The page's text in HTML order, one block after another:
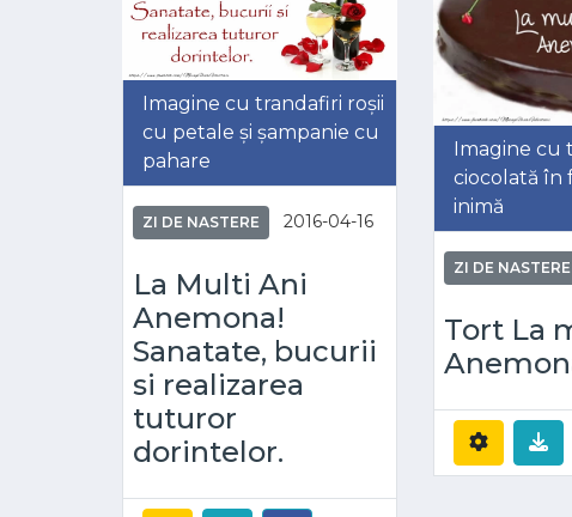
Imagine cu trandafiri roșii
cu petale și șampanie cu
pahare
ZI DE NASTERE 2016-04-16
La Multi Ani
Anemona!
Sanatate, bucurii
si realizarea
tuturor
dorintelor.
Imagine cu
ciocolată în
inimă
ZI DE NASTERE
Tort La